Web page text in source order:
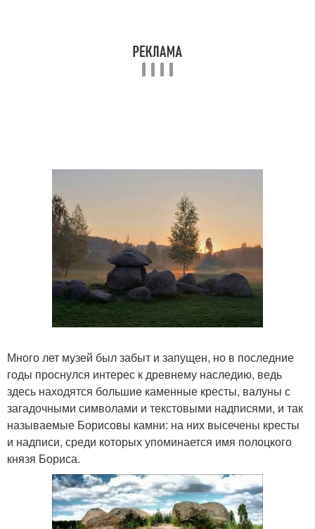
Много лет музей был забыт и запущен, но в последние
годы проснулся интерес к древнему наследию, ведь
здесь находятся большие каменные кресты, валуны с
загадочными символами и текстовыми надписями, и так
называемые Борисовы камни: на них высечены кресты
и надписи, среди которых упоминается имя полоцкого
князя Бориса.